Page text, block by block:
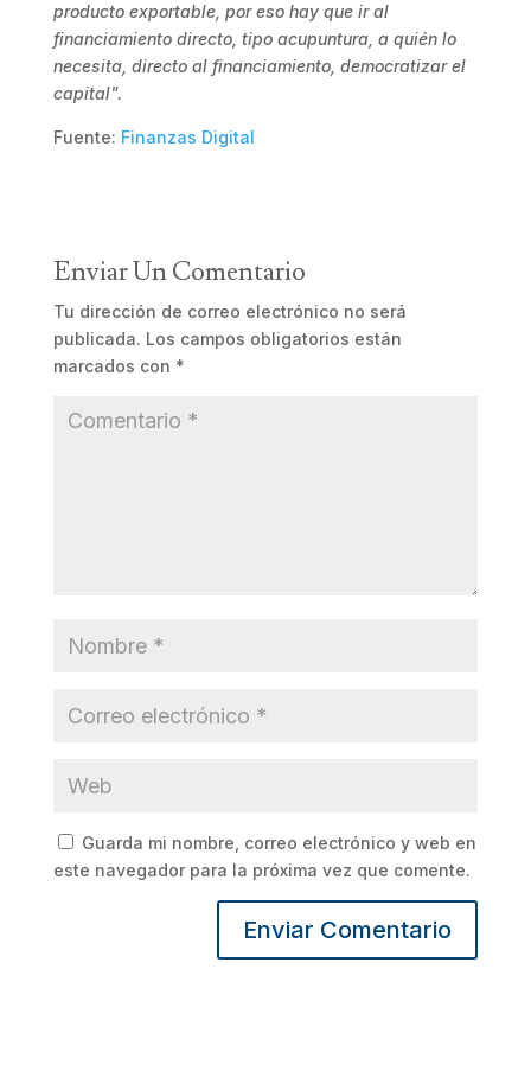
producto exportable, por eso hay que ir al
financiamiento directo, tipo acupuntura, a quién lo
necesita, directo al financiamiento, democratizar el
capital".
Fuente: Finanzas Digital
Enviar Un Comentario
Tu dirección de correo electrónico no será
publicada. Los campos obligatorios están
marcados con *
Guarda mi nombre, correo electrónico y web en
este navegador para la próxima vez que comente.